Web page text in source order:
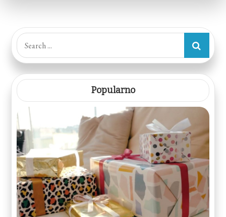
Search
for:
Popularno